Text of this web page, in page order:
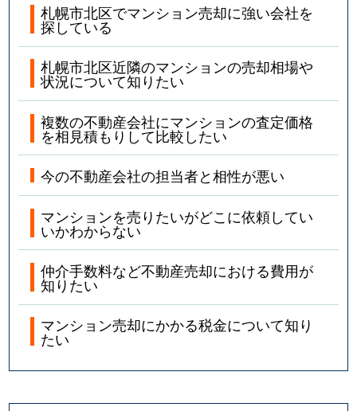
札幌市北区でマンション売却に強い会社を
探している
札幌市北区近隣のマンションの売却相場や
状況について知りたい
複数の不動産会社にマンションの査定価格
を相見積もりして比較したい
今の不動産会社の担当者と相性が悪い
マンションを売りたいがどこに依頼してい
いかわからない
仲介手数料など不動産売却における費用が
知りたい
マンション売却にかかる税金について知り
たい